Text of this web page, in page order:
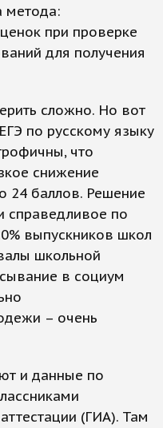
метода:
при проверке
для получения
сложно. Но вот
по русскому языку
что
снижение
24 баллов. Решение
справедливое по
выпускников школ
школьной
в социум
– очень
и данные по
(ГИА). Там